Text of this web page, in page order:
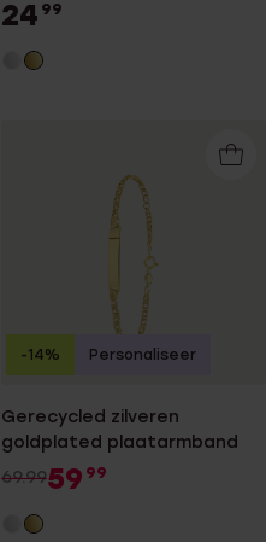
24 99
Gerecycled zilveren
goldplated plaatarmband
69.9959 99
-14% Personaliseer